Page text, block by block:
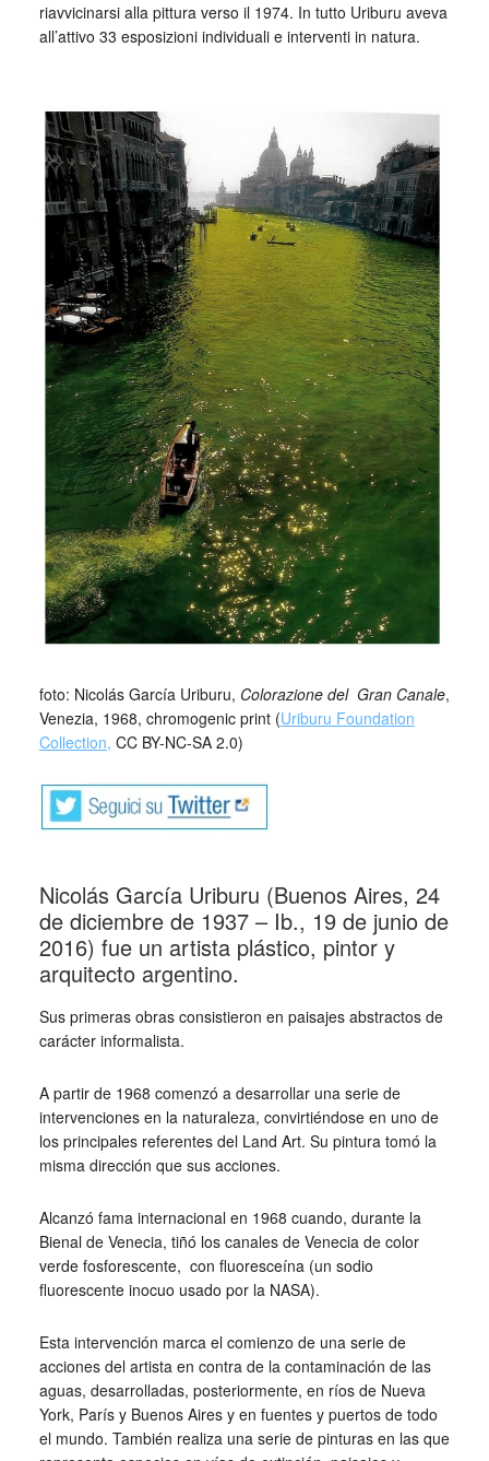
riavvicinarsi alla pittura verso il 1974. In tutto Uriburu aveva
all’attivo 33 esposizioni individuali e interventi in natura.
foto: Nicolás García Uriburu, Colorazione del Gran Canale,
Venezia, 1968, chromogenic print (Uriburu Foundation
Collection, CC BY-NC-SA 2.0)
Nicolás García Uriburu (Buenos Aires, 24
de diciembre de 1937 – Ib., 19 de junio de
2016) fue un artista plástico, pintor y
arquitecto argentino.
Sus primeras obras consistieron en paisajes abstractos de
carácter informalista.
A partir de 1968 comenzó a desarrollar una serie de
intervenciones en la naturaleza, convirtiéndose en uno de
los principales referentes del Land Art. Su pintura tomó la
misma dirección que sus acciones.
Alcanzó fama internacional en 1968 cuando, durante la
Bienal de Venecia, tiñó los canales de Venecia de color
verde fosforescente, con fluoresceína (un sodio
fluorescente inocuo usado por la NASA).
Esta intervención marca el comienzo de una serie de
acciones del artista en contra de la contaminación de las
aguas, desarrolladas, posteriormente, en ríos de Nueva
York, París y Buenos Aires y en fuentes y puertos de todo
el mundo. También realiza una serie de pinturas en las que